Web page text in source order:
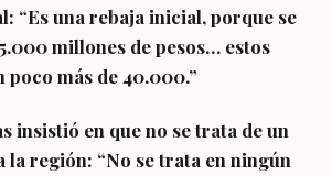
“Es una rebaja inicial, porque se
millones de pesos… estos
más de 40.000.”
insistió en que no se trata de un
la región: “No se trata en ningún